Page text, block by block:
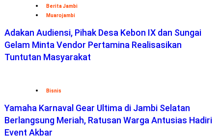
Berita Jambi
Muarojambi
Adakan Audiensi, Pihak Desa Kebon IX dan Sungai
Gelam Minta Vendor Pertamina Realisasikan
Tuntutan Masyarakat
Bisnis
Yamaha Karnaval Gear Ultima di Jambi Selatan
Berlangsung Meriah, Ratusan Warga Antusias Hadiri
Event Akbar